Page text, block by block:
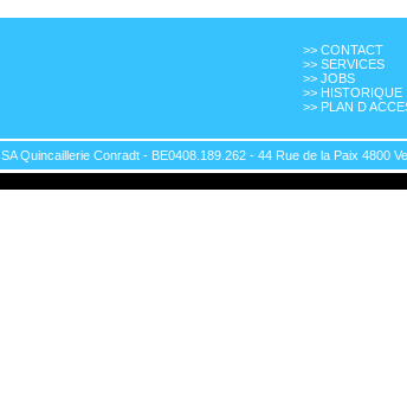
>> CONTACT
>> SERVICES
>> JOBS
>> HISTORIQUE
>> PLAN D
SA Quincaillerie Conradt - BE0408.189.262 - 44 Rue de la Paix 4800